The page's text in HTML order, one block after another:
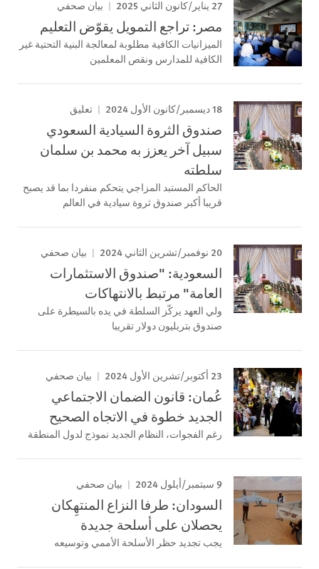
27 يناير/كانون الثاني 2025 بيان صحفي
مصر: تراجع التمويل يقوّض التعليم
الميزانيات الكافية مطلوبة لمعالجة البنية التحتية غير
الكافية للمدارس ونقص المعلمين
18 ديسمبر/كانون الأول 2024 تعليق
صندوق الثروة السيادية السعودي
سبيل آخر يعزز به محمد بن سلمان
سلطته
الحاكم المستبد المزاجي يتحكم منفردا بما قد يصبح
قريبا أكبر صندوق ثروة سيادية في العالم
20 نوفمبر/تشرين الثاني 2024 بيان صحفي
السعودية: "صندوق الاستثمارات
العامة" مرتبط بالانتهاكات
ولي العهد يركّز السلطة في يده بالسيطرة على
صندوق بتريليون دولار تقريبا
23 أكتوبر/تشرين الأول 2024 بيان صحفي
عُمان: قانون الضمان الاجتماعي
الجديد خطوة في الاتجاه الصحيح
رغم الفجوات، النظام الجديد نموذج لدول المنطقة
9 سبتمبر/أيلول 2024 بيان صحفي
السودان: طرفا النزاع المنتهِكان
يحصلان على أسلحة جديدة
يجب تجديد حظر الأسلحة الأممي وتوسيعه